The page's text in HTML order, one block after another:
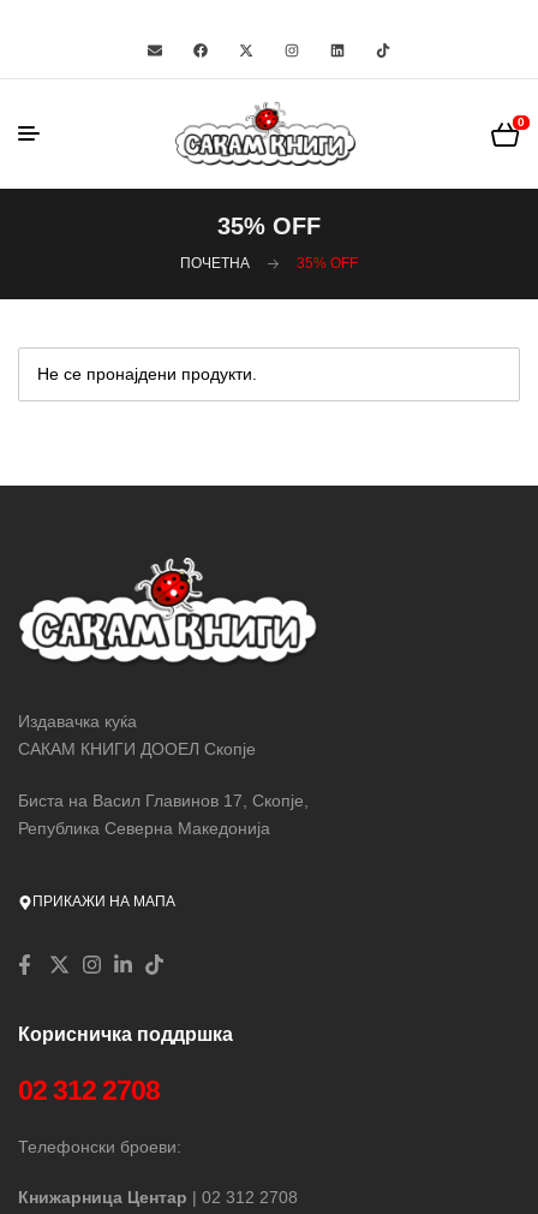
0
35% OFF
ПОЧЕТНА 35% OFF
Не се пронајдени продукти.
Издавачка куќа
САКАМ КНИГИ ДООЕЛ Скопје
Биста на Васил Главинов 17, Скопје,
Република Северна Македонија
ПРИКАЖИ НА МАПА
Корисничка поддршка
02 312 2708
Телефонски броеви:
Книжарница Центар | 02 312 2708